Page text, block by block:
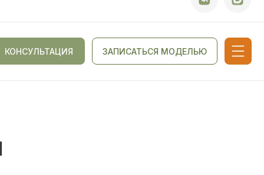
ЗАПИСАТЬСЯ МОДЕЛЬЮ
КОНСУЛЬТАЦИЯ